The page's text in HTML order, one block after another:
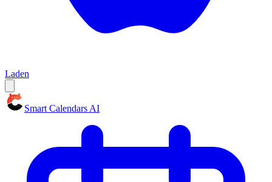
Laden
Smart Calendars AI